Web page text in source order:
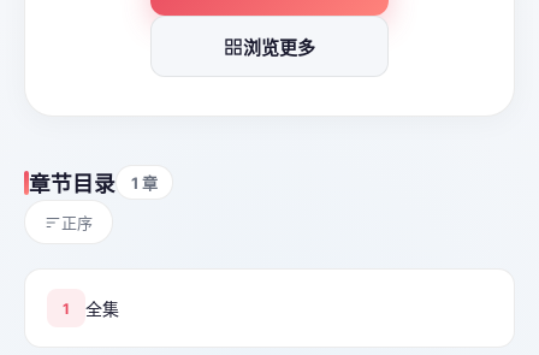
浏览更多
章节目录 1 章
正序
1 全集